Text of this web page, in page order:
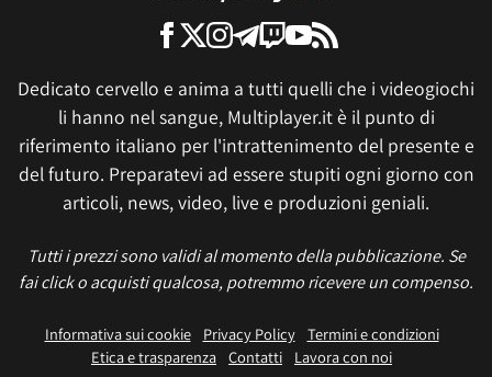
Dedicato cervello e anima a tutti quelli che i videogiochi
li hanno nel sangue, Multiplayer.it è il punto di
riferimento italiano per l'intrattenimento del presente e
del futuro. Preparatevi ad essere stupiti ogni giorno con
articoli, news, video, live e produzioni geniali.
Tutti i prezzi sono validi al momento della pubblicazione. Se
fai click o acquisti qualcosa, potremmo ricevere un compenso.
Informativa sui cookie Privacy Policy
Termini e condizioni
Etica e trasparenza Contatti
Lavora con noi